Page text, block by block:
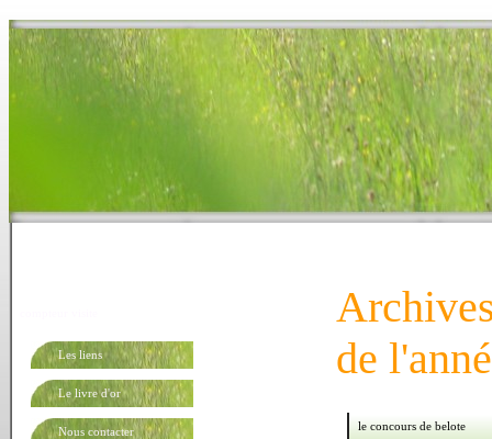
Les liens
Le livre d'or
Nous contacter
de
le concours de belote